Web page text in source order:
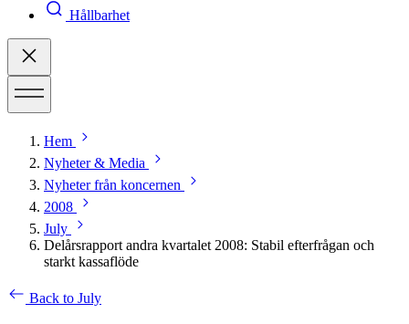
Hållbarhet
Hem
Nyheter & Media
Nyheter från koncernen
2008
July
Delårsrapport andra kvartalet 2008: Stabil efterfrågan och
starkt kassaflöde
Back to July